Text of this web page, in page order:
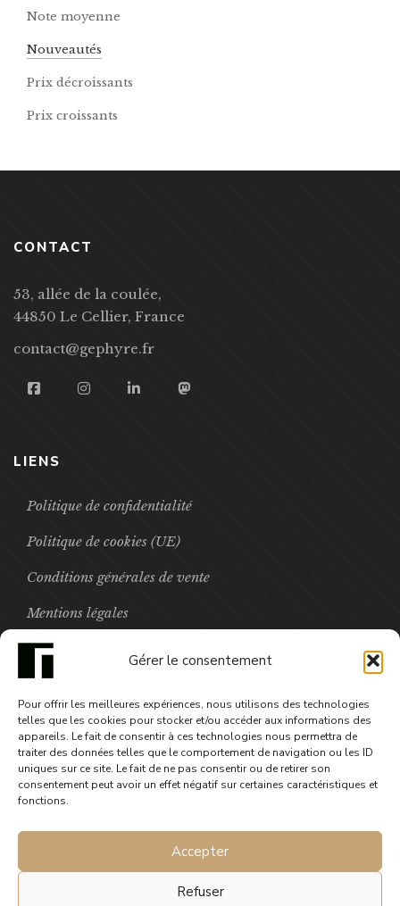
Gérer le consentement
Pour offrir les meilleures expériences, nous utilisons des technologies
telles que les cookies pour stocker et/ou accéder aux informations des
appareils. Le fait de consentir à ces technologies nous permettra de
traiter des données telles que le comportement de navigation ou les ID
uniques sur ce site. Le fait de ne pas consentir ou de retirer son
consentement peut avoir un effet négatif sur certaines caractéristiques et
fonctions.
Accepter
Refuser
Note moyenne
Nouveautés
Prix décroissants
Prix croissants
CONTACT
53, allée de la coulée,
44850 Le Cellier, France
contact@gephyre.fr
LIENS
Politique de confidentialité
Politique de cookies (UE)
Conditions générales de vente
Mentions légales
Boutique
FOCUS
Carte postale Moelleuses